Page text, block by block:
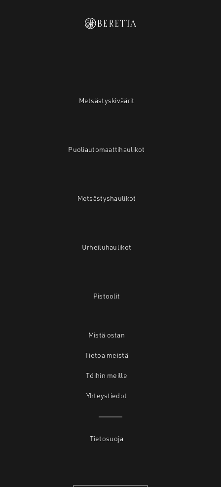
Metsästyskiväärit
Puoliautomaattihaulikot
Metsästyshaulikot
Urheiluhaulikot
Pistoolit
Mistä ostan
Tietoa meistä
Töihin meille
Yhteystiedot
Tietosuoja